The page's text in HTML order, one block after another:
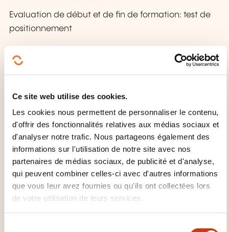
Ce site web utilise des cookies.
Les cookies nous permettent de personnaliser le contenu,
d'offrir des fonctionnalités relatives aux médias sociaux et
d'analyser notre trafic. Nous partageons également des
informations sur l'utilisation de notre site avec nos
partenaires de médias sociaux, de publicité et d'analyse,
qui peuvent combiner celles-ci avec d'autres informations
que vous leur avez fournies ou qu'ils ont collectées lors
de votre utilisation de leurs services.
Evaluation de début et de fin de formation: test de
positionnement
QUE RECEVEZ-VOUS À LA FIN DE
LA FORMATION ?
Certificat ENI en option - internationalement
reconnue
QUEL SUPPORT DE COURS EST
FOURNI ?
Livres numériques